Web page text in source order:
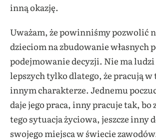
inną okazję.
Uważam, że powinniśmy pozwolić
dzieciom na zbudowanie własnych
podejmowanie decyzji. Nie ma ludzi
lepszych tylko dlatego, że pracują w
innym charakterze. Jednemu
daje jego praca, inny pracuje tak, bo
tego sytuacja życiowa, jeszcze inny
swojego miejsca w świecie